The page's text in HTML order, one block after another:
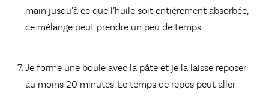
main jusqu’à ce que l’huile soit entièrement absorbée,
ce mélange peut prendre un peu de temps.
Je forme une boule avec la pâte et je la laisse reposer
au moins 20 minutes. Le temps de repos peut aller